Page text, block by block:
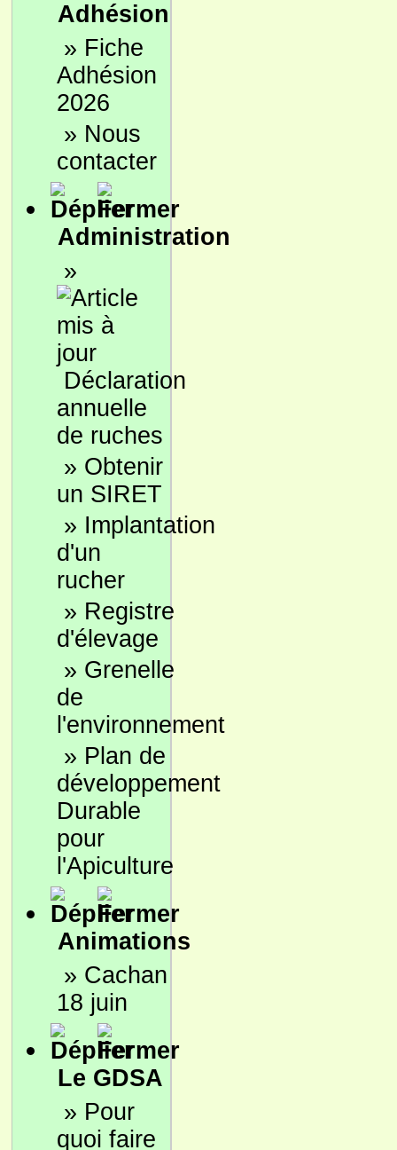
Adhésion
» Fiche
Adhésion
2026
» Nous
contacter
Administration
»
Déclaration
annuelle
de ruches
» Obtenir
un SIRET
» Implantation
d'un
rucher
» Registre
d'élevage
» Grenelle
de
l'environnement
» Plan de
développement
Durable
pour
l'Apiculture
Animations
» Cachan
18 juin
Le GDSA
» Pour
quoi faire